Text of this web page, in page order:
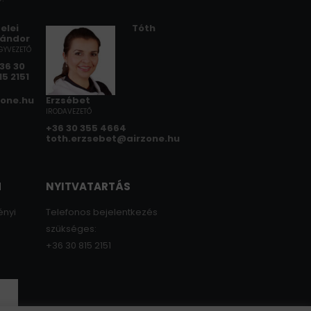
30
2151
Tóth
Erzsébet
IRODAVEZETŐ
+36 30 355 4664
toth.erzsebet@airzone.hu
NYITVATARTÁS
Telefonos bejelentkezés
szükséges:
+36 30 815 2151